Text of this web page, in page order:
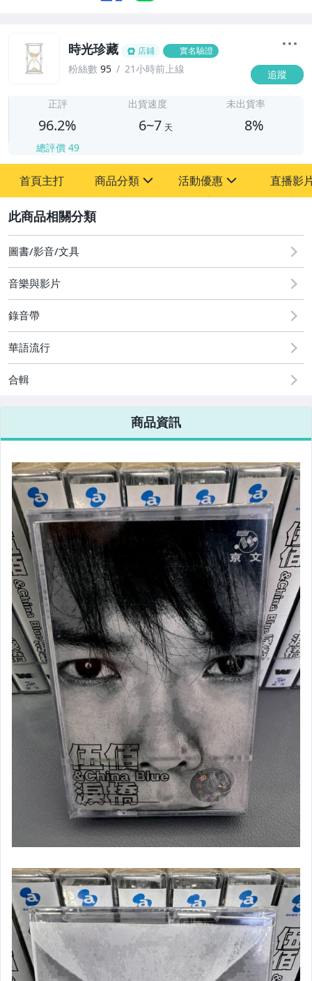
時光珍藏 店鋪 實名驗證
粉絲數 95 21小時前上線 追蹤
正評
96.2%
總評價 49
出貨速度
6~7 天
未出貨率
8%
首頁主打 商品分類
其它
活動優惠
[全店] 粉絲專享
[全店] 週年慶
直播影
圖書/影音/文具
音樂與影片
錄音帶
華語流行
合輯
商品資訊